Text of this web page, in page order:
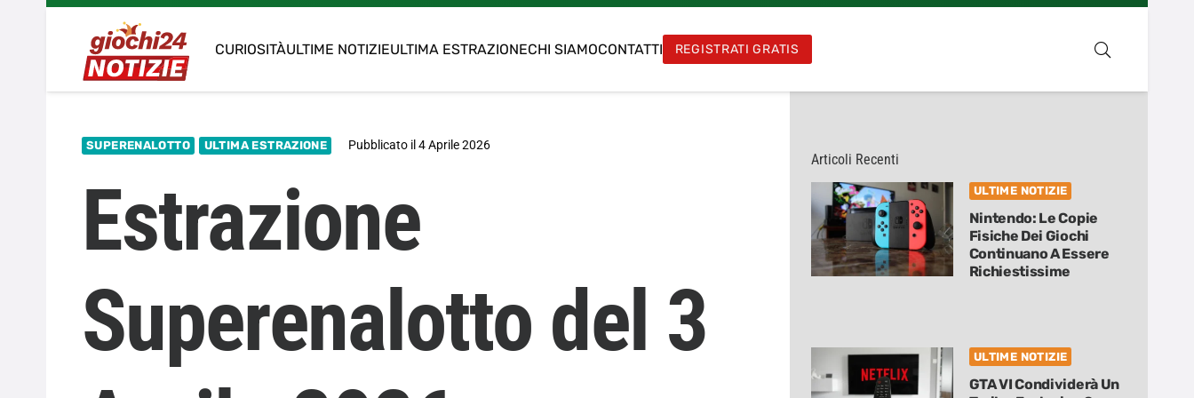
CURIOSITÀULTIME NOTIZIEULTIMA ESTRAZIONECHI SIAMOCONTATTI REGISTRATI GRATIS
SUPERENALOTTO ULTIMA ESTRAZIONE Pubblicato il4 Aprile 2026
Estrazione
Superenalotto del 3
Articoli Recenti
ULTIME NOTIZIE
Nintendo: Le Copie
Fisiche Dei Giochi
Continuano A Essere
Richiestissime
ULTIME NOTIZIE
GTA VI Condividerà Un